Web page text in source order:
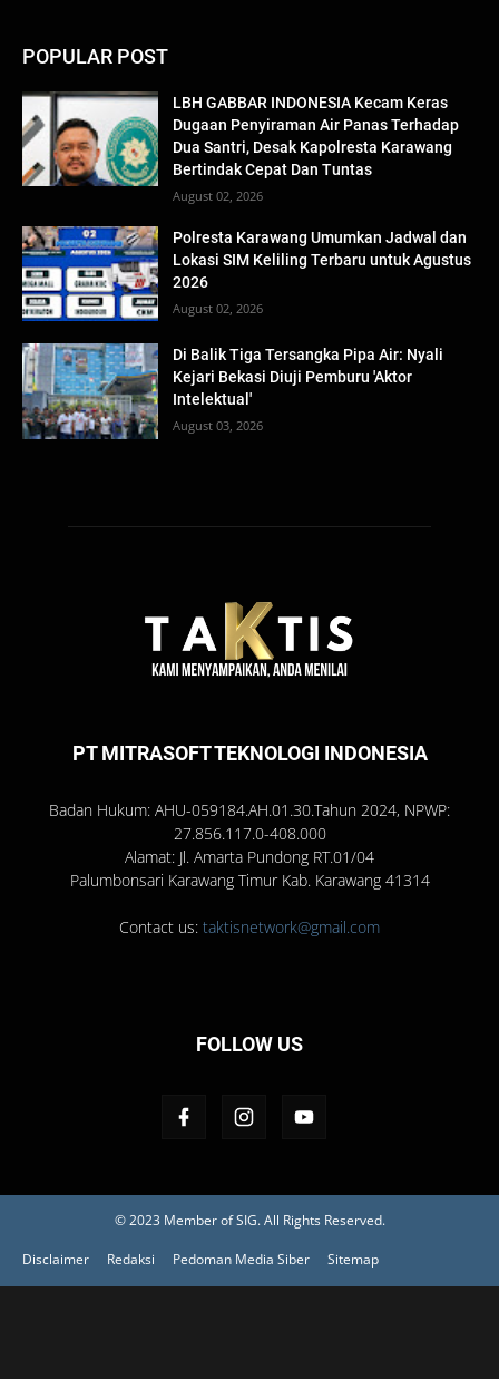
POPULAR POST
LBH GABBAR INDONESIA Kecam Keras
Dugaan Penyiraman Air Panas Terhadap
Dua Santri, Desak Kapolresta Karawang
Bertindak Cepat Dan Tuntas
August 02, 2026
Polresta Karawang Umumkan Jadwal dan
Lokasi SIM Keliling Terbaru untuk Agustus
2026
August 02, 2026
Di Balik Tiga Tersangka Pipa Air: Nyali
Kejari Bekasi Diuji Pemburu 'Aktor
Intelektual'
August 03, 2026
PT MITRASOFT TEKNOLOGI INDONESIA
Badan Hukum: AHU-059184.AH.01.30.Tahun 2024, NPWP:
27.856.117.0-408.000
Alamat: Jl. Amarta Pundong RT.01/04
Palumbonsari Karawang Timur Kab. Karawang 41314
Contact us: taktisnetwork@gmail.com
FOLLOW US
© 2023 Member ofSIG. All Rights Reserved.
Disclaimer Redaksi Pedoman Media Siber Sitemap